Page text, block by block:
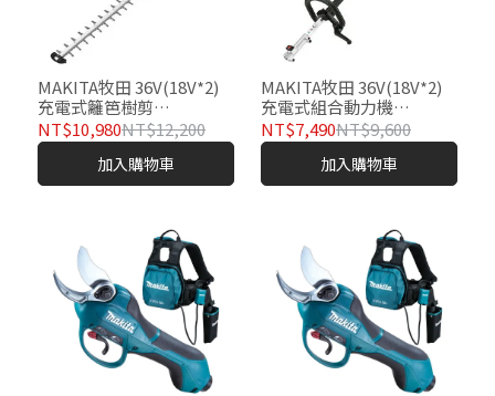
MAKITA牧田 36V(18V*2)
充電式籬笆樹剪
DUH651Z( 空機-不含充電
器及電池)
NT$10,980NT$12,200
加入購物車
MAKITA牧田 36V(18V*2)
充電式組合動力機
DUX60Z(空機-不含充電器
及電池)
NT$7,490NT$9,600
加入購物車